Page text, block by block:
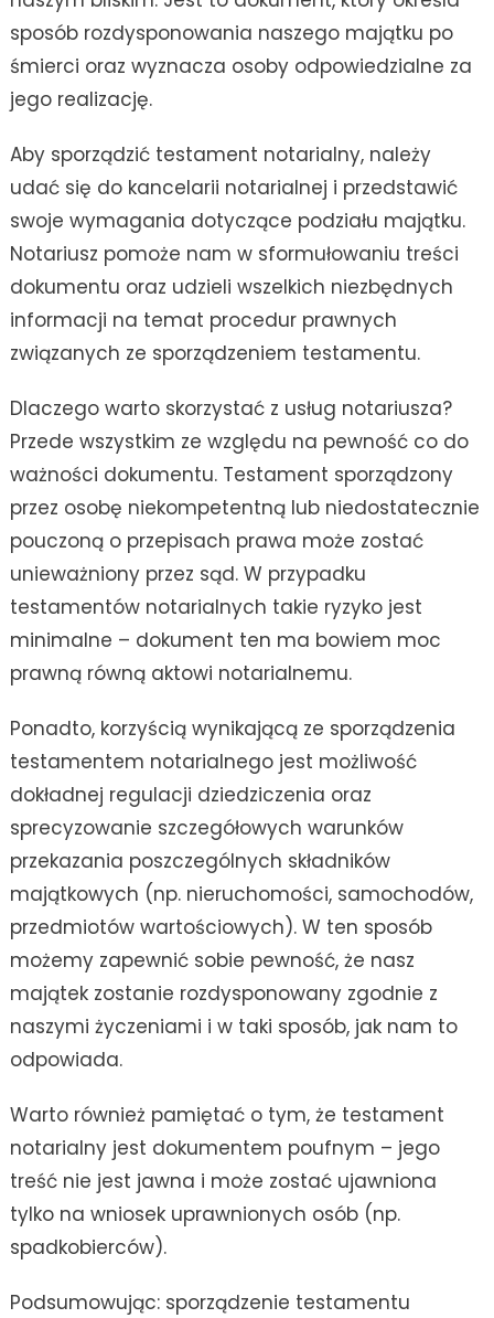
sposób rozdysponowania naszego majątku po
śmierci oraz wyznacza osoby odpowiedzialne za
jego realizację.
Aby sporządzić testament notarialny, należy
udać się do kancelarii notarialnej i przedstawić
swoje wymagania dotyczące podziału majątku.
Notariusz pomoże nam w sformułowaniu treści
dokumentu oraz udzieli wszelkich niezbędnych
informacji na temat procedur prawnych
związanych ze sporządzeniem testamentu.
Dlaczego warto skorzystać z usług notariusza?
Przede wszystkim ze względu na pewność co do
ważności dokumentu. Testament sporządzony
przez osobę niekompetentną lub niedostatecznie
pouczoną o przepisach prawa może zostać
unieważniony przez sąd. W przypadku
testamentów notarialnych takie ryzyko jest
minimalne – dokument ten ma bowiem moc
prawną równą aktowi notarialnemu.
Ponadto, korzyścią wynikającą ze sporządzenia
testamentem notarialnego jest możliwość
dokładnej regulacji dziedziczenia oraz
sprecyzowanie szczegółowych warunków
przekazania poszczególnych składników
majątkowych (np. nieruchomości, samochodów,
przedmiotów wartościowych). W ten sposób
możemy zapewnić sobie pewność, że nasz
majątek zostanie rozdysponowany zgodnie z
naszymi życzeniami i w taki sposób, jak nam to
odpowiada.
Warto również pamiętać o tym, że testament
notarialny jest dokumentem poufnym – jego
treść nie jest jawna i może zostać ujawniona
tylko na wniosek uprawnionych osób (np.
spadkobierców).
Podsumowując: sporządzenie testamentu